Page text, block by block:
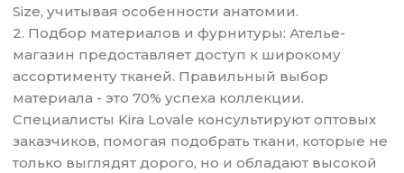
Size, учитывая особенности анатомии.
2. Подбор материалов и фурнитуры: Ателье-
магазин предоставляет доступ к широкому
ассортименту тканей. Правильный выбор
материала - это 70% успеха коллекции.
Специалисты Kira Lovale консультируют оптовых
заказчиков, помогая подобрать ткани, которые не
только выглядят дорого, но и обладают высокой